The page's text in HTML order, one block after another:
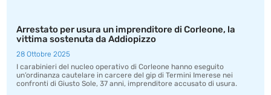
Arrestato per usura un imprenditore di Corleone, la
vittima sostenuta da Addiopizzo
28 Ottobre 2025
I carabinieri del nucleo operativo di Corleone hanno eseguito
un’ordinanza cautelare in carcere del gip di Termini Imerese nei
confronti di Giusto Sole, 37 anni, imprenditore accusato di usura.